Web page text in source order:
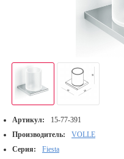
Артикул:
15-77-391
Производитель:
VOLLE
Серия:
Fiesta